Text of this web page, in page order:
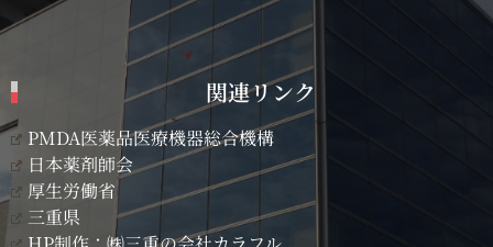
関連リンク
PMDA医薬品医療機器総合機構
日本薬剤師会
厚生労働省
三重県